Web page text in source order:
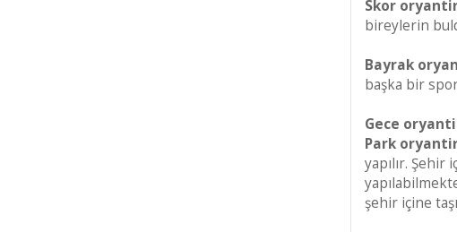
Skor
bireylerin
Bayrak
başka bir
Gece
Park
yapılır. Şehir
şehir içine